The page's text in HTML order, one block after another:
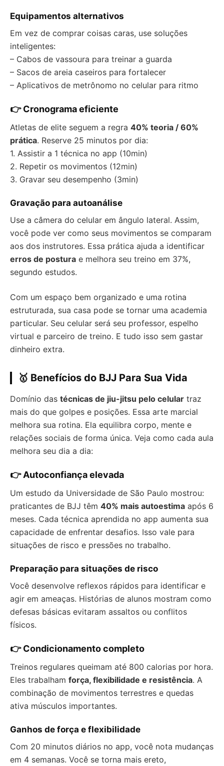
Equipamentos alternativos
Em vez de comprar coisas caras, use soluções
inteligentes:
– Cabos de vassoura para treinar a guarda
– Sacos de areia caseiros para fortalecer
– Aplicativos de metrônomo no celular para ritmo
👉 Cronograma eficiente
Atletas de elite seguem a regra 40% teoria / 60%
prática. Reserve 25 minutos por dia:
1. Assistir a 1 técnica no app (10min)
2. Repetir os movimentos (12min)
3. Gravar seu desempenho (3min)
Gravação para autoanálise
Use a câmera do celular em ângulo lateral. Assim,
você pode ver como seus movimentos se comparam
aos dos instrutores. Essa prática ajuda a identificar
erros de postura e melhora seu treino em 37%,
segundo estudos.
Com um espaço bem organizado e uma rotina
estruturada, sua casa pode se tornar uma academia
particular. Seu celular será seu professor, espelho
virtual e parceiro de treino. E tudo isso sem gastar
dinheiro extra.
🥇 Benefícios do BJJ Para Sua Vida
Domínio das técnicas de jiu-jitsu pelo celular traz
mais do que golpes e posições. Essa arte marcial
melhora sua rotina. Ela equilibra corpo, mente e
relações sociais de forma única. Veja como cada aula
melhora seu dia a dia:
👉 Autoconfiança elevada
Um estudo da Universidade de São Paulo mostrou:
praticantes de BJJ têm 40% mais autoestima após 6
meses. Cada técnica aprendida no app aumenta sua
capacidade de enfrentar desafios. Isso vale para
situações de risco e pressões no trabalho.
Preparação para situações de risco
Você desenvolve reflexos rápidos para identificar e
agir em ameaças. Histórias de alunos mostram como
defesas básicas evitaram assaltos ou conflitos
físicos.
👉 Condicionamento completo
Treinos regulares queimam até 800 calorias por hora.
Eles trabalham força, flexibilidade e resistência. A
combinação de movimentos terrestres e quedas
ativa músculos importantes.
Ganhos de força e flexibilidade
Com 20 minutos diários no app, você nota mudanças
em 4 semanas. Você se torna mais ereto,